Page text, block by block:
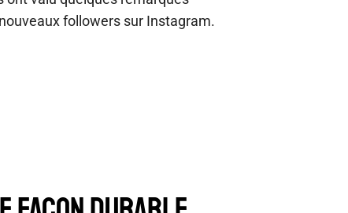
followers sur Instagram.